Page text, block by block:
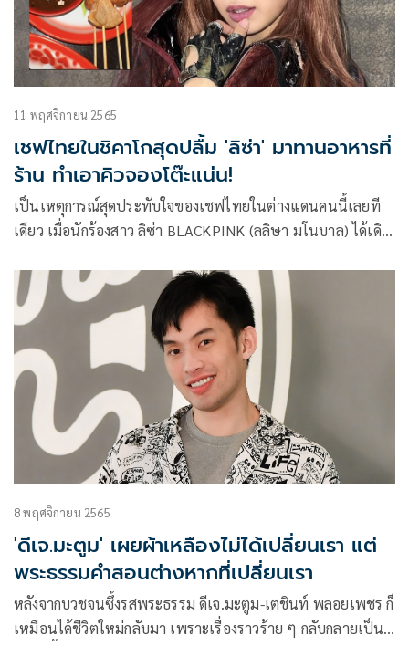
11 พฤศจิกายน 2565
เชฟไทยในชิคาโกสุดปลื้ม 'ลิซ่า' มาทานอาหารที่
ร้าน ทำเอาคิวจองโต๊ะแน่น!
เป็นเหตุการณ์สุดประทับใจของเชฟไทยในต่างแดนคนนี้เลยที
เดียว เมื่อนักร้องสาว ลิซ่า BLACKPINK (ลลิษา มโนบาล) ได้เดิน
ประเทศอเมริกา ซึ่งเชฟคนดังกล่าวได้โพสต์เล่านาทีที่ตนเจอ
ศิลปินสาวว่า
8 พฤศจิกายน 2565
'ดีเจ.มะตูม' เผยผ้าเหลืองไม่ได้เปลี่ยนเรา แต่
พระธรรมคำสอนต่างหากที่เปลี่ยนเรา
หลังจากบวชจนซึ้งรสพระธรรม ดีเจ.มะตูม-เตชินท์ พลอยเพชร ก็
เหมือนได้ชีวิตใหม่กลับมา เพราะเรื่องราวร้าย ๆ กลับกลายเป็นดี